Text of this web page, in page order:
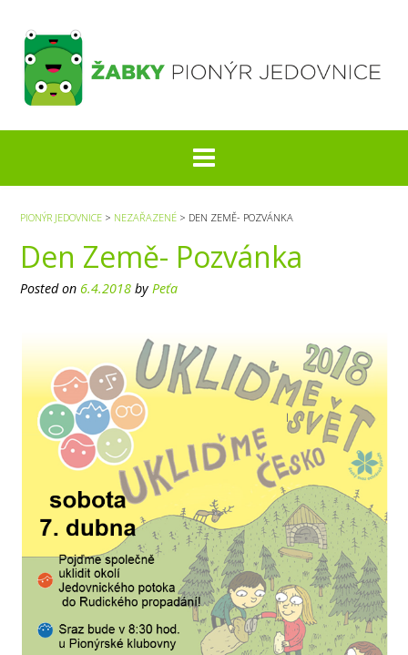
c
t
PIONÝR JEDOVNICE > NEZAŘAZENÉ > DEN ZEMĚ- POZVÁNKA
Den Země- Pozvánka
Posted on 6.4.2018 by Peťa